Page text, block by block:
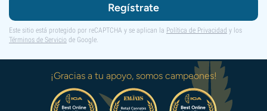
Regístrate
Este sitio está protegido por reCAPTCHA y se aplican la Política de Privacidad y los
Términos de Servicio de Google.
¡Gracias a tu apoyo, somos campeones!